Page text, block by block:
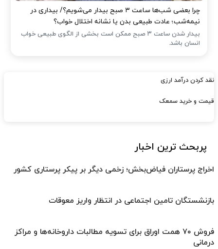
چرا بعضی شب‌ها ساعت ۳ صبح بیدار می‌شویم؟/ بیداری در
نیمه‌شب؛ عادت طبیعی بدن یا نشانه اختلال خواب؟
بیدار شدن ساعت ۳ صبح ممکن است بخشی از الگوی طبیعی خواب
انسان باشد.
نقد کردن درآمد ارزی
قیمت و خرید سمعک
پربحث ترین اخبار
اخراج پرستاران فیاض‌بخش؛ زخمی دیگر بر پیکر پرستاری کشور
بازنشستگان تامین اجتماعی در انتظار واریز معوقات
فروش ۷۰ همت اوراق برای تسویه مطالبات داروخانه‌ها و مراکز
درمانی